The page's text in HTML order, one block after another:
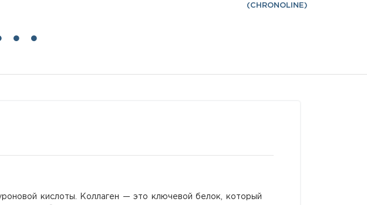
(CHRONOLINE)
кислоты. Коллаген — это ключевой белок, который